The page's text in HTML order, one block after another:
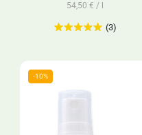
54,50 € / l
(3)